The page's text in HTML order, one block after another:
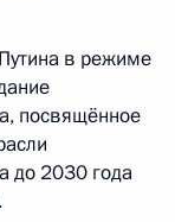
в режиме
посвящённое
до 2030 года